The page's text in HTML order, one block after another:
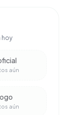
hoy
aún
aún